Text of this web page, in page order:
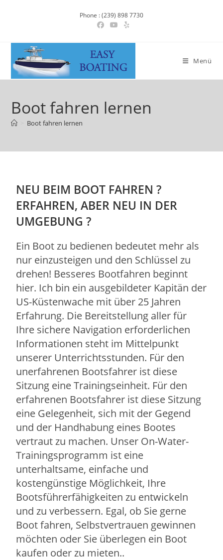
Phone : (239) 898 7730
Menü
Boot fahren lernen
Boot fahren lernen
NEU BEIM BOOT FAHREN ?
ERFAHREN, ABER NEU IN DER
UMGEBUNG ?
Ein Boot zu bedienen bedeutet mehr als
nur einzusteigen und den Schlüssel zu
drehen! Besseres Bootfahren beginnt
hier. Ich bin ein ausgebildeter Kapitän der
US-Küstenwache mit über 25 Jahren
Erfahrung. Die Bereitstellung aller für
Ihre sichere Navigation erforderlichen
Informationen steht im Mittelpunkt
unserer Unterrichtsstunden. Für den
unerfahrenen Bootsfahrer ist diese
Sitzung eine Trainingseinheit. Für den
erfahrenen Bootsfahrer ist diese Sitzung
eine Gelegenheit, sich mit der Gegend
und der Handhabung eines Bootes
vertraut zu machen. Unser On-Water-
Trainingsprogramm ist eine
unterhaltsame, einfache und
kostengünstige Möglichkeit, Ihre
Bootsführerfähigkeiten zu entwickeln
und zu verbessern. Egal, ob Sie gerne
Boot fahren, Selbstvertrauen gewinnen
möchten oder Sie überlegen ein Boot
kaufen oder zu mieten..